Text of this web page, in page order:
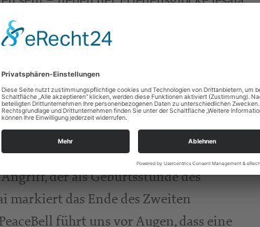
Gotteshaues ist.
die #PeaceBell in der Frauenkirche zu
zwei historische Daten, erklärt
und Versöhnungsarbeit der Stiftung
zerstörte die deutsche Luftwaffe die
der als Geburtsstunde des
markiert das Ende des Zweiten
führt uns vor Augen, dass eine